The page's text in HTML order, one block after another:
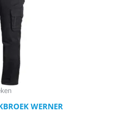
WERNER
Deze
optie
gekozen